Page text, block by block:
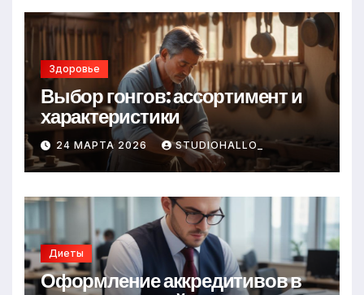
Здоровье
Выбор гонгов: ассортимент и
характеристики
24 МАРТА 2026 STUDIOHALLO_
Диеты
Оформление аккредитивов в